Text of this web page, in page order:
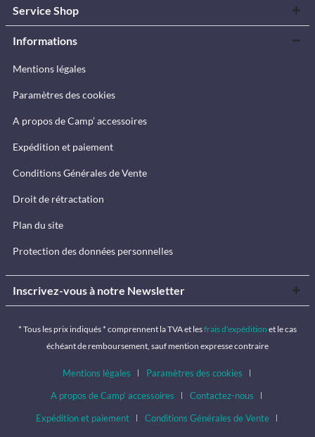
Service Shop
Informations
Mentions légales
Paramètres des cookies
A propos de Camp’ accessoires
Expédition et paiement
Conditions Générales de Vente
Droit de rétractation
Plan du site
Protection des données personnelles
Inscrivez-vous à notre Newsletter
* Tous les prix indiqués * comprennent la TVA et lesfrais d'expédition et le cas
échéant de remboursement, sauf mention expresse contraire
Mentions légales
Paramètres des cookies
A propos de Camp’ accessoires
Contactez-nous
Expédition et paiement
Conditions Générales de Vente